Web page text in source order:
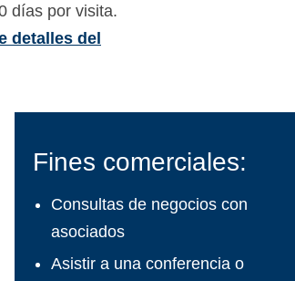
días por visita.
detalles del
Fines comerciales:
Consultas de negocios con
asociados
Asistir a una conferencia o